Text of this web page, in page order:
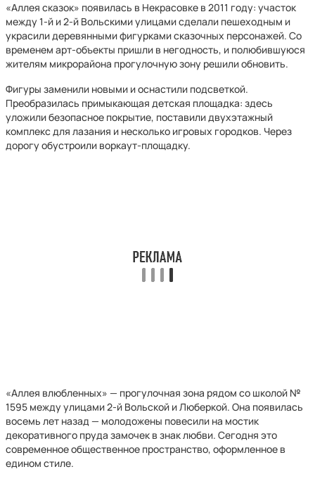
«Аллея сказок» появилась в Некрасовке в 2011 году: участок
между 1-й и 2-й Вольскими улицами сделали пешеходным и
украсили деревянными фигурками сказочных персонажей. Со
временем арт-объекты пришли в негодность, и полюбившуюся
жителям микрорайона прогулочную зону решили обновить.
Фигуры заменили новыми и оснастили подсветкой.
Преобразилась примыкающая детская площадка: здесь
уложили безопасное покрытие, поставили двухэтажный
комплекс для лазания и несколько игровых городков. Через
дорогу обустроили воркаут-площадку.
«Аллея влюбленных» — прогулочная зона рядом со школой №
1595 между улицами 2-й Вольской и Люберкой. Она появилась
восемь лет назад — молодожены повесили на мостик
декоративного пруда замочек в знак любви. Сегодня это
современное общественное пространство, оформленное в
едином стиле.